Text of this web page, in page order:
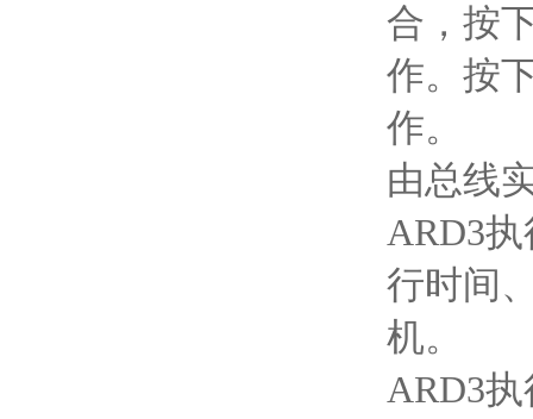
合，按
作。按
作。
由总线
ARD3
行时间
机。
ARD3